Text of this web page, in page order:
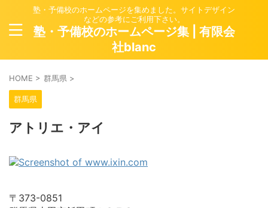
塾・予備校のホームページを集めました。サイトデザイン
などの参考にご利用下さい。
塾・予備校のホームページ集 | 有限会
社blanc
HOME > 群馬県 >
群馬県
アトリエ・アイ
〒373-0851